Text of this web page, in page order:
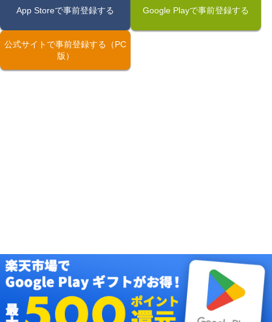
App Storeで事前登録する Google Playで事前登録する
公式サイトで事前登録する（PC
版）